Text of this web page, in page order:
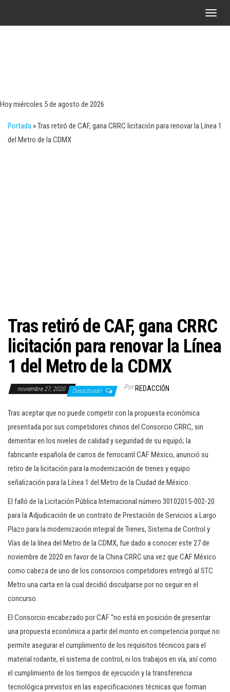
A
l
Hoy miércoles 5 de agosto de 2026
Portada »Tras retiró de CAF, gana CRRC licitación para renovar la Línea 1
del Metro de la CDMX
Tras retiró de CAF, gana CRRC
licitación para renovar la Línea
1 del Metro de la CDMX
noviembre 27, 2020 Desactivado Por REDACCIÓN
Tras aceptar que no puede competir con la propuesta económica
presentada por sus competidores chinos del Consorcio CRRC, sin
demeritar en los niveles de calidad y seguridad de su equipó; la
fabricante española de carros de ferrocarril CAF México, anunció su
retiro de la licitación para la modernización de trenes y equipo
señalización para la Línea 1 del Metro de la Ciudad de México.
El falló de la Licitación Pública Internacional número 30102015-002-20
para la Adjudicación de un contrato de Prestación de Servicios a Largo
Plazo para la modernización integral de Trenes, Sistema de Control y
Vías de la línea del Metro de la CDMX, fue dado a conocer este 27 de
noviembre de 2020 en favor de la China CRRC una vez que CAF México
como cabeza de uno de los consorcios competidores entregó al STC
Metro una carta en la cual decidió disculparse por no seguir en el
concurso.
El Consorcio encabezado por CAF “no está en posición de presentar
una propuesta económica a partir del monto en competencia porque no
permite asegurar el cumplimiento de los requisitos técnicos para el
material rodante, el sistema de control, ni los trabajos en vía, así como
el cumplimiento de los tiempos de ejecución y la transferencia
tecnológica previstos en las especificaciones técnicas que forman